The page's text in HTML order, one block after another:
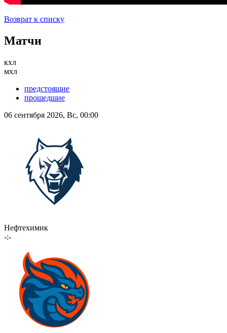
Возврат к списку
Матчи
кхл
мхл
предстоящие
прошедшие
06 сентября 2026, Вс, 00:00
Нефтехимик
-:-